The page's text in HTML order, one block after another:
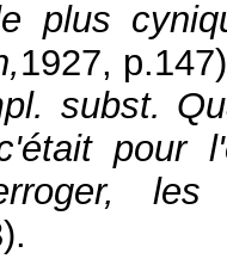
plus
1927,
subst.
pour
les